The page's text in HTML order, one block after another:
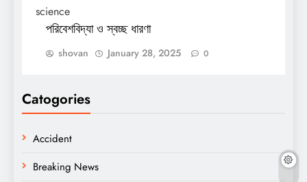
পরিবেশবিদ্যা ও স্বচ্ছ ধারণা
shovan January 28, 2025 0
Catogories
Accident
Breaking News